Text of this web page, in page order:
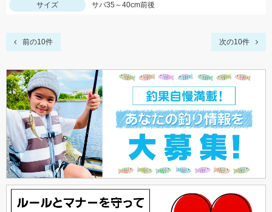
サイズ
サバ35～40cm前後
前の10件 次の10件